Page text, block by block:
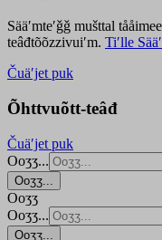
Sääʹmteʹǧǧ mušttal
teâđtõõzzivuiʹm. Tiʹlle
Čuäʹjet puk
Õhttvuõtt-teâđ
Čuäʹjet puk
Ooʒʒ...
Ooʒʒ...
Ooʒʒ
Ooʒʒ...
Ooʒʒ...